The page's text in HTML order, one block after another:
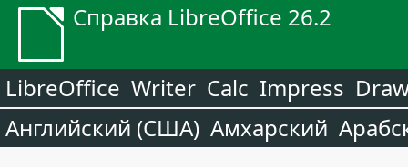
Справка LibreOffice 26.2
LibreOffice Writer Calc Impress
Английский (США) Амхарский